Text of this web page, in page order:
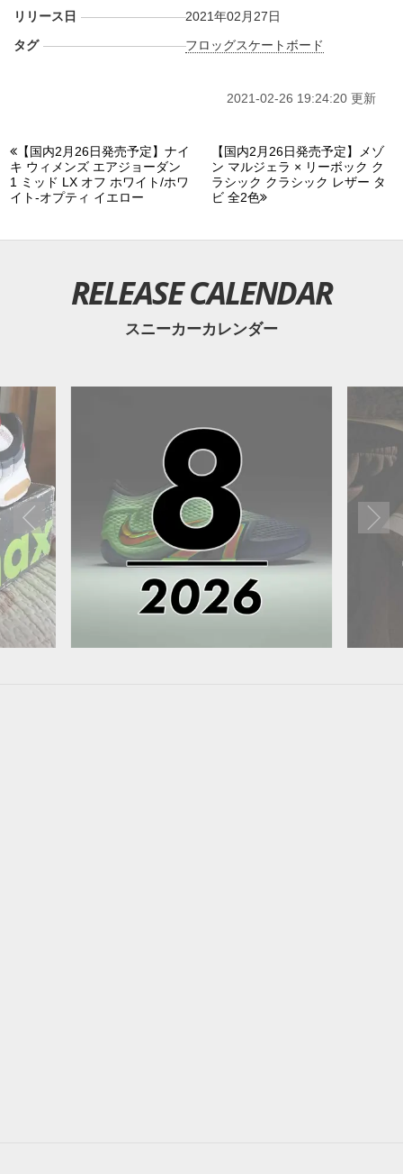
リリース日
2021年02月27日
タグ
フロッグスケートボード
2021-02-26 19:24:20 更新
【国内2月26日発売予定】ナイ
キ ウィメンズ エアジョーダン
1 ミッド LX オフ ホワイト/ホワ
イト-オプティ イエロー
【国内2月26日発売予定】メゾ
ン マルジェラ × リーボック ク
ラシック クラシック レザー タ
ビ 全2色
RELEASE CALENDAR
スニーカーカレンダー